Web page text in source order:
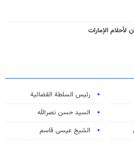
لأحلام الإمارات
رئیس السلطة القضائیة
السيد حسن نصرالله
الشيخ عيسى قاسم